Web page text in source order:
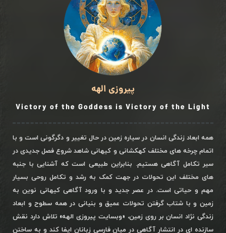
پیروزی الهه
Victory of the Goddess is Victory of the Light
همه ابعاد زندگی انسان در سیاره زمین در حال تغییر و دگرگونی است و با
اتمام چرخه های مختلف کهکشانی و کیهانی شاهد شروع فصل جدیدی در
سیر تکامل آگاهی هستیم. بنابراین طبیعی است که آشنایی با جنبه
های مختلف این تحولات در جهت کمک به رشد و تکامل روحی بسیار
مهم و حیاتی است. در عصر جدید و با ورود آگاهی کیهانی نوین به
زمین و با شتاب گرفتن تحولات عمیق و بنیانی در همه سطوح و ابعاد
زندگی نژاد انسان بر روی زمین، «وبسایت پیروزی الهه» تلاش دارد نقش
سازنده ای در انتشار آگاهی در میان فارسی زبانان ایفا کند و به ساختن